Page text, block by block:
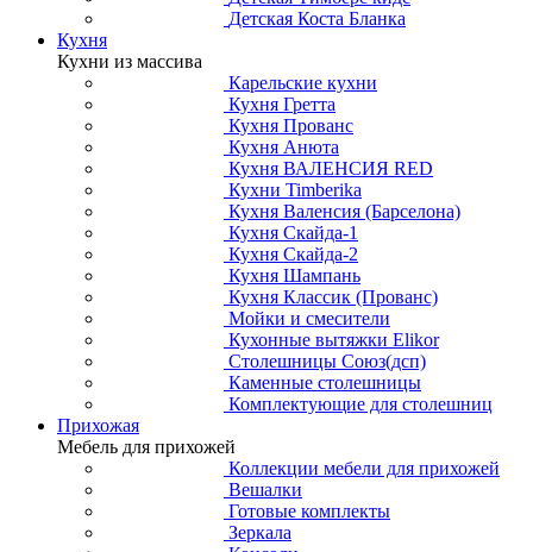
Детская Коста Бланка
Кухня
Кухни из массива
Карельские кухни
Кухня Гретта
Кухня Прованс
Кухня Анюта
Кухня ВАЛЕНСИЯ RED
Кухни Timberika
Кухня Валенсия (Барселона)
Кухня Скайда-1
Кухня Скайда-2
Кухня Шампань
Кухня Классик (Прованс)
Мойки и смесители
Кухонные вытяжки Elikor
Столешницы Союз(дсп)
Каменные столешницы
Комплектующие для столешниц
Прихожая
Мебель для прихожей
Коллекции мебели для прихожей
Вешалки
Готовые комплекты
Зеркала